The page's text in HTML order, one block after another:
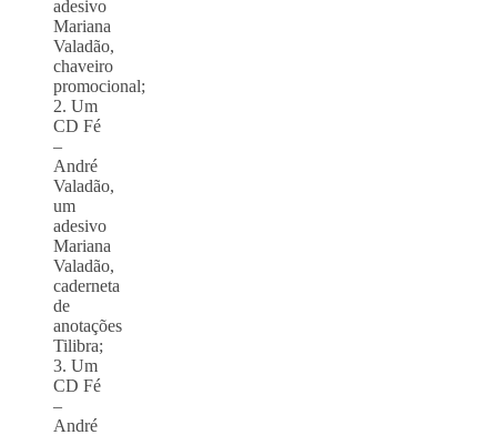
adesivo
Mariana
Valadão,
chaveiro
promocional;
2. Um
CD Fé
–
André
Valadão,
um
adesivo
Mariana
Valadão,
caderneta
de
anotações
Tilibra;
3. Um
CD Fé
–
André